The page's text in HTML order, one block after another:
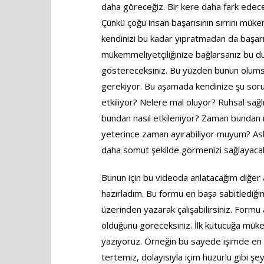
daha göreceğiz. Bir kere daha fark
Çünkü çoğu insan başarısının sırrını
kendinizi bu kadar yıpratmadan da
mükemmeliyetçiliğinize bağlarsanız bu
göstereceksiniz. Bu yüzden bunun
gerekiyor. Bu aşamada kendinize şu
etkiliyor? Nelere mal oluyor? Ruhsal
bundan nasıl etkileniyor? Zaman
yeterince zaman ayırabiliyor muyum?
daha somut şekilde görmenizi
Bunun için bu videoda anlatacağım
hazırladım. Bu formu en başa
üzerinden yazarak çalışabilirsiniz. Formu
olduğunu göreceksiniz. İlk kutucuğa
yazıyoruz. Örneğin bu sayede işimde
tertemiz, dolayısıyla içim huzurlu gibi